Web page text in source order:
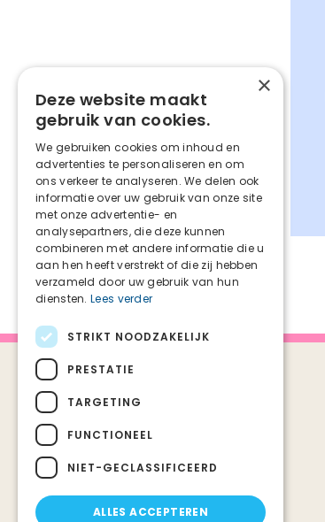
Snel naar:
Ervaringsverhalen
FAQ palliatieve zorg
×
Deze website maakt
gebruik van cookies.
We gebruiken cookies om inhoud en
advertenties te personaliseren en om
ons verkeer te analyseren. We delen ook
informatie over uw gebruik van onze site
met onze advertentie- en
analysepartners, die deze kunnen
combineren met andere informatie die u
aan hen heeft verstrekt of die zij hebben
verzameld door uw gebruik van hun
diensten. Lees verder
STRIKT NOODZAKELIJK
PRESTATIE
TARGETING
FUNCTIONEEL
NIET-GECLASSIFICEERD
ALLES ACCEPTEREN